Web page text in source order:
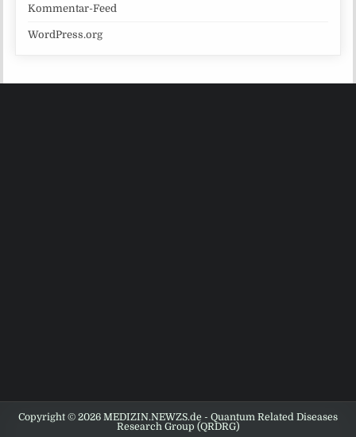
Kommentar-Feed
WordPress.org
Copyright © 2026 MEDIZIN.NEWZS.de - Quantum Related Diseases
Research Group (QRDRG)